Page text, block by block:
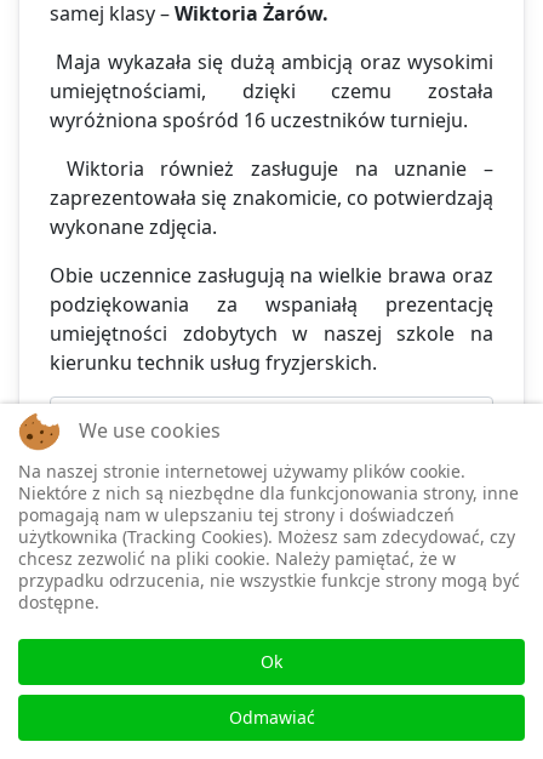
samej klasy –Wiktoria Żarów.
Maja wykazała się dużą ambicją oraz wysokimi
umiejętnościami, dzięki czemu została
wyróżniona spośród 16 uczestników turnieju.
Wiktoria również zasługuje na uznanie –
zaprezentowała się znakomicie, co potwierdzają
wykonane zdjęcia.
Obie uczennice zasługują na wielkie brawa oraz
podziękowania za wspaniałą prezentację
umiejętności zdobytych w naszej szkole na
kierunku technik usług fryzjerskich.
Czytaj więcej: Wojewódzki Turniej o Tytuł
DWA KONKURSY – JEDNO PRZEDSIĘWZIĘCIE
Szczegóły
W
We use cookies
Na naszej stronie internetowej używamy plików cookie.
Niektóre z nich są niezbędne dla funkcjonowania strony, inne
pomagają nam w ulepszaniu tej strony i doświadczeń
użytkownika (Tracking Cookies). Możesz sam zdecydować, czy
chcesz zezwolić na pliki cookie. Należy pamiętać, że w
przypadku odrzucenia, nie wszystkie funkcje strony mogą być
dostępne.
Ok
Odmawiać